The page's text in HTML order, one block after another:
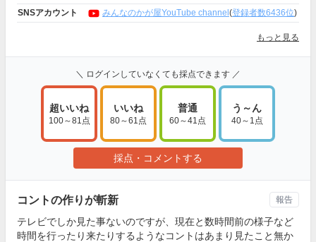
SNSアカウント
みんなのかが屋YouTube channel (登録者数6436位)
もっと見る
＼ ログインしていなくても採点できます ／
超いいね
100～81点
いいね
80～61点
普通
60～41点
う～ん
40～1点
採点・コメントする
コントの作りが斬新
テレビでしか見た事ないのですが、現在と数時間前の様子など
時間を行ったり来たりするようなコントはあまり見たこと無か
報告